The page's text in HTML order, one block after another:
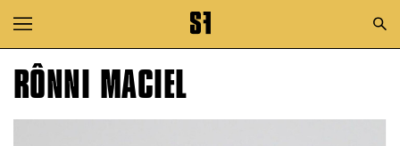
Zur Hauptnavigation springen
Zum Hauptinhalt springen
RÔNNI MACIEL